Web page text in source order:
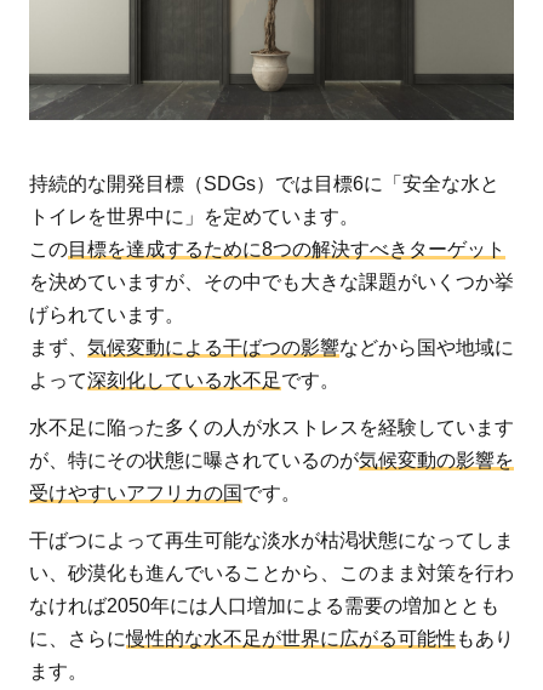
源
や
問
題
に
対
す
る
国
際
的
な
取
組
み
持続的な開発目標（SDGs）では目標6に「安全な水と
トイレを世界中に」を定めています。
この目標を達成するために8つの解決すべきターゲット
を決めていますが、その中でも大きな課題がいくつか挙
げられています。
まず、 気候変動による干ばつの影響などから国や地域に
よって深刻化している水不足です。
水不足に陥った多くの人が水ストレスを経験しています
が、特にその状態に曝されているのが気候変動の影響を
受けやすいアフリカの国 です。
干ばつによって再生可能な淡水が枯渇状態になってしま
い、砂漠化も進んでいることから、このまま対策を行わ
なければ2050年には人口増加による需要の増加ととも
に、さらに慢性的な水不足が世界に広がる可能性 もあり
ます。